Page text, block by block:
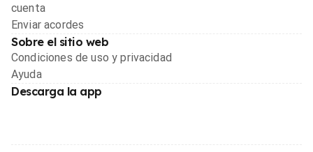
cuenta
Enviar acordes
Sobre el sitio web
Condiciones de uso y privacidad
Ayuda
Descarga la app